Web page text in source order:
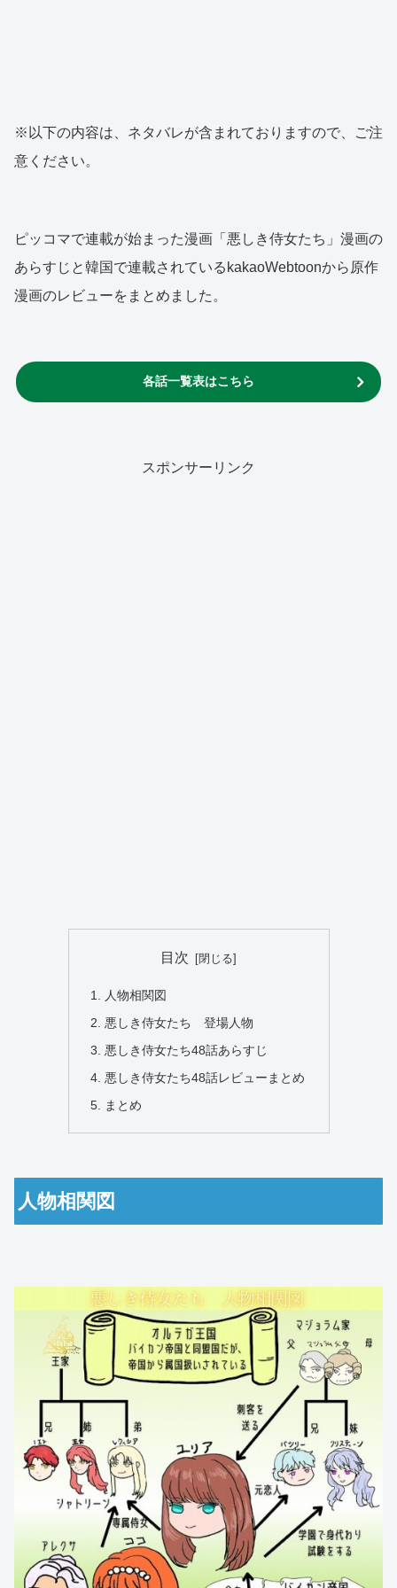
※以下の内容は、ネタバレが含まれておりますので、ご注
意ください。
ピッコマで連載が始まった漫画「悪しき侍女たち」漫画の
あらすじと韓国で連載されているkakaoWebtoonから原作
漫画のレビューをまとめました。
各話一覧表はこちら
スポンサーリンク
目次
人物相関図
悪しき侍女たち 登場人物
悪しき侍女たち48話あらすじ
悪しき侍女たち48話レビューまとめ
まとめ
人物相関図